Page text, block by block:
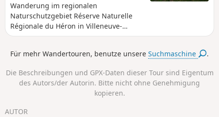
Wanderung im regionalen
Naturschutzgebiet Réserve Naturelle
Régionale du Héron in Villeneuve-
d'Ascq: 110 Hektar Wasser und Natur
mit anderen, kleineren Seen verbunden,
Jean und dem Lac des Espagnols.
Für mehr Wandertouren, benutze unsereSuchmaschine .
Die Beschreibungen und GPX-Daten dieser Tour sind Eigentum
des Autors/der Autorin. Bitte nicht ohne Genehmigung
kopieren.
AUTOR